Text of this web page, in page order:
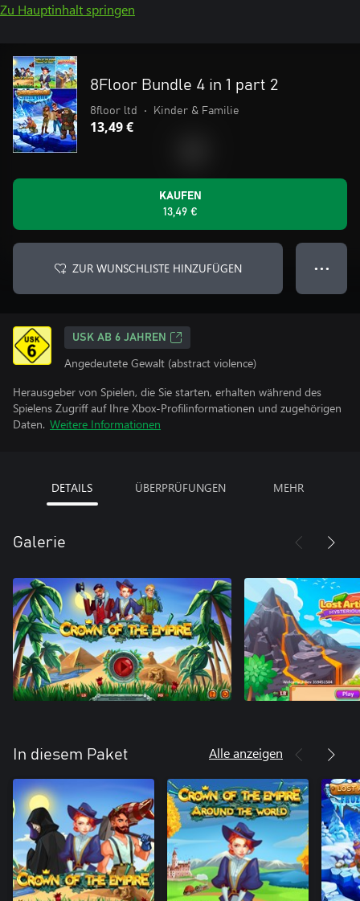
Zu Hauptinhalt springen
8Floor Bundle 4 in 1 part 2
8floor ltd • Kinder & Familie
13,49 €
KAUFEN
13,49 €
ZUR WUNSCHLISTE HINZUFÜGEN ● ● ●
USK AB 6 JAHREN
Angedeutete Gewalt (abstract violence)
Herausgeber von Spielen, die Sie starten, erhalten während des
Spielens Zugriff auf Ihre Xbox-Profilinformationen und zugehörigen
Daten. Weitere Informationen
DETAILS ÜBERPRÜFUNGEN MEHR
Galerie
In diesem Paket Alle anzeigen